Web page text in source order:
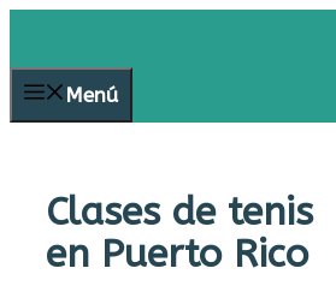
contenido
Menú
Clases de tenis
en Puerto Rico